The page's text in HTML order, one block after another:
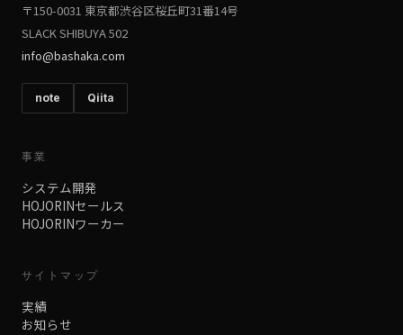
〒150-0031 東京都渋谷区桜丘町31番14号
SLACK SHIBUYA 502
info@bashaka.com
note Qiita
事業
システム開発
HOJORINセールス
HOJORINワーカー
サイトマップ
実績
お知らせ